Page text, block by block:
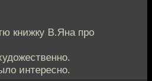
книжку В.Яна про
интересно.